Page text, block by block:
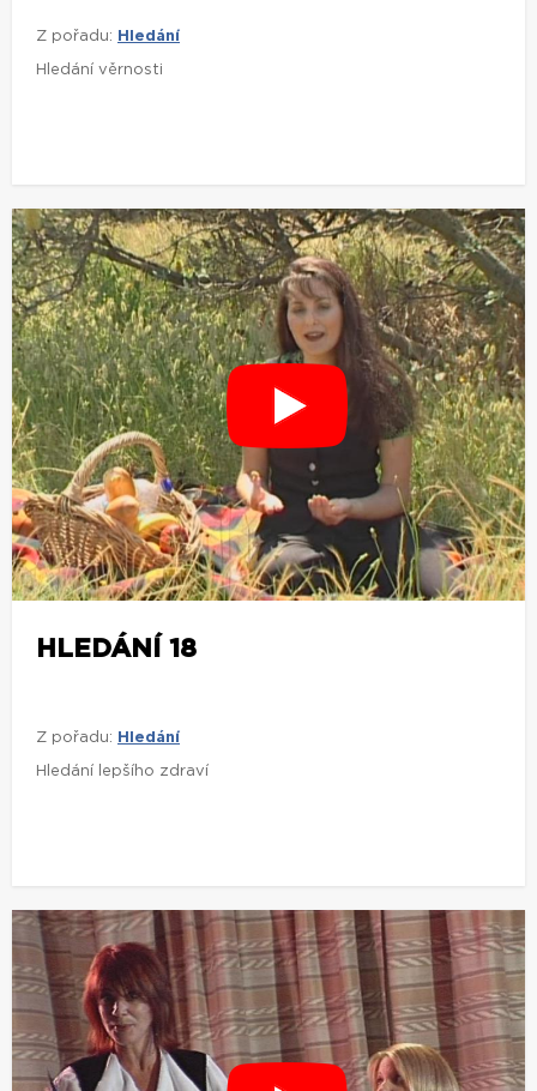
Z pořadu: Hledání
Hledání věrnosti
HLEDÁNÍ 18
Z pořadu: Hledání
Hledání lepšího zdraví